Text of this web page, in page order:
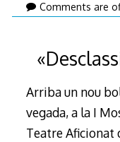
Comments are
Arriba un nou
vegada, a la I
Teatre Aficionat